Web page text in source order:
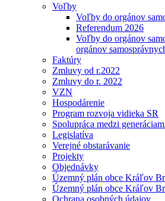
Voľby
Voľby do orgánov
Referendum 2026
Voľby do orgánov
orgánov
Faktúry
Zmluvy od r.2022
Zmluvy do r. 2022
VZN
Hospodárenie
Program rozvoja vidieka SR
Spolupráca medzi
Legislatíva
Verejné obstarávanie
Projekty
Objednávky
Územný plán obce Kráľov
Územný plán obce Kráľov
Ochrana osobných údajov